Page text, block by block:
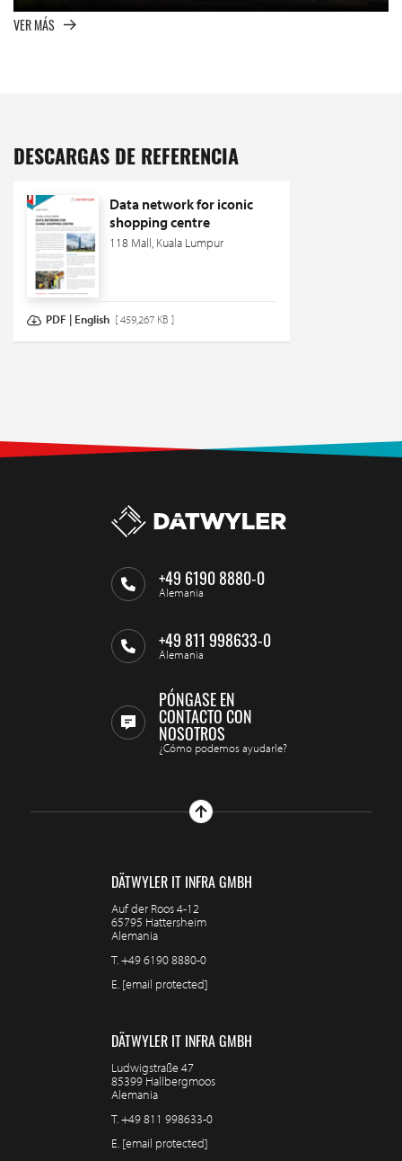
VER MÁS
DESCARGAS DE REFERENCIA
Data network for iconic
shopping centre
118 Mall, Kuala Lumpur
PDF | English [ 459,267 KB ]
+49 6190 8880-0
Alemania
+49 811 998633-0
Alemania
PÓNGASE EN
CONTACTO CON
NOSOTROS
¿Cómo podemos ayudarle?
DÄTWYLER IT INFRA GMBH
Auf der Roos 4-12
65795 Hattersheim
Alemania
T.+49 6190 8880-0
E. [email protected]
DÄTWYLER IT INFRA GMBH
Ludwigstraße 47
85399 Hallbergmoos
Alemania
T.+49 811 998633-0
E. [email protected]